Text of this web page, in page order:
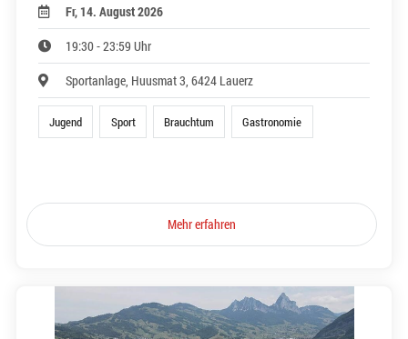
Fr, 14. August 2026
19:30 - 23:59 Uhr
Sportanlage, Huusmat 3, 6424 Lauerz
Jugend Sport Brauchtum Gastronomie
Mehr erfahren